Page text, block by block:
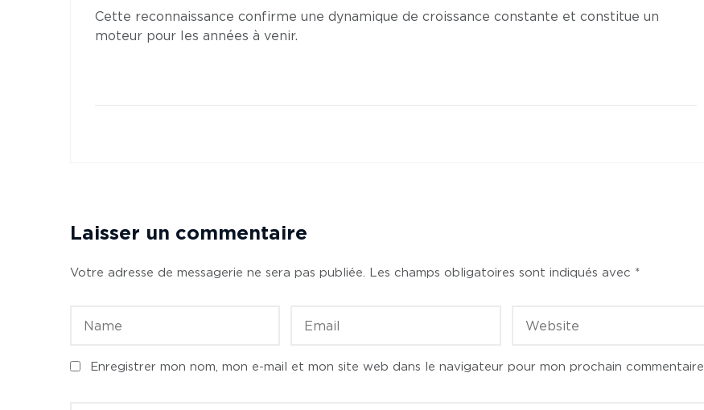
Cette reconnaissance confirme une dynamique de croissance constante et constitue un
moteur pour les années à venir.
Laisser un commentaire
Votre adresse de messagerie ne sera pas publiée. Les champs obligatoires sont indiqués avec *
Enregistrer mon nom, mon e-mail et mon site web dans le navigateur pour mon prochain commentaire.